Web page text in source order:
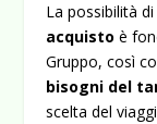
La possibilità di
acquisto è
Gruppo, così
bisogni del
scelta del